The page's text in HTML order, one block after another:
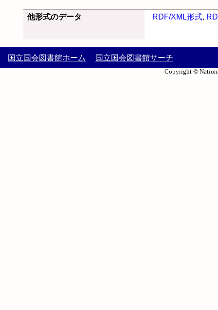
他形式のデータ RDF/XML形式,
国立国会図書館ホーム 国立国会図書館サーチ
Copyright ©